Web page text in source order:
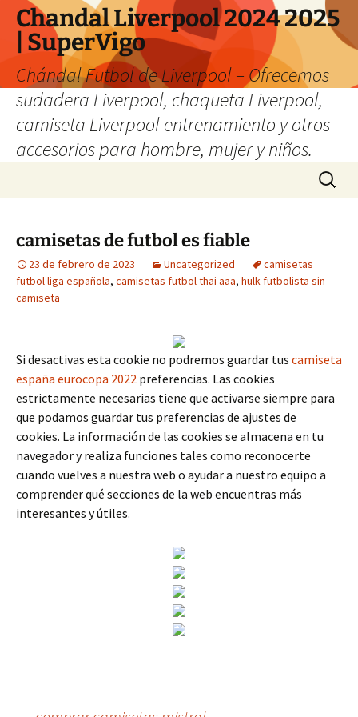
Chandal Liverpool 2024 2025
| SuperVigo
Chándal Futbol de Liverpool – Ofrecemos
sudadera Liverpool, chaqueta Liverpool,
camiseta Liverpool entrenamiento y otros
accesorios para hombre, mujer y niños.
Buscar:
camisetas de futbol es fiable
23 de febrero de 2023 Uncategorized
camisetas
futbol liga española, camisetas futbol thai aaa, hulk futbolista sin
camiseta
Si desactivas esta cookie no podremos guardar tus camiseta
españa eurocopa 2022 preferencias. Las cookies
estrictamente necesarias tiene que activarse siempre para
que podamos guardar tus preferencias de ajustes de
cookies. La información de las cookies se almacena en tu
navegador y realiza funciones tales como reconocerte
cuando vuelves a nuestra web o ayudar a nuestro equipo a
comprender qué secciones de la web encuentras más
interesantes y útiles.